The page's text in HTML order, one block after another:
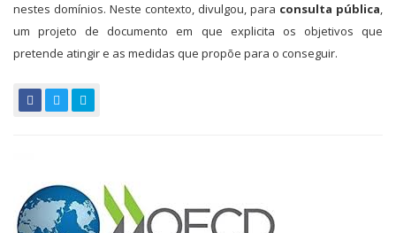
nestes domínios. Neste contexto, divulgou, para consulta pública,
um projeto de documento em que explicita os objetivos que
pretende atingir e as medidas que propõe para o conseguir.